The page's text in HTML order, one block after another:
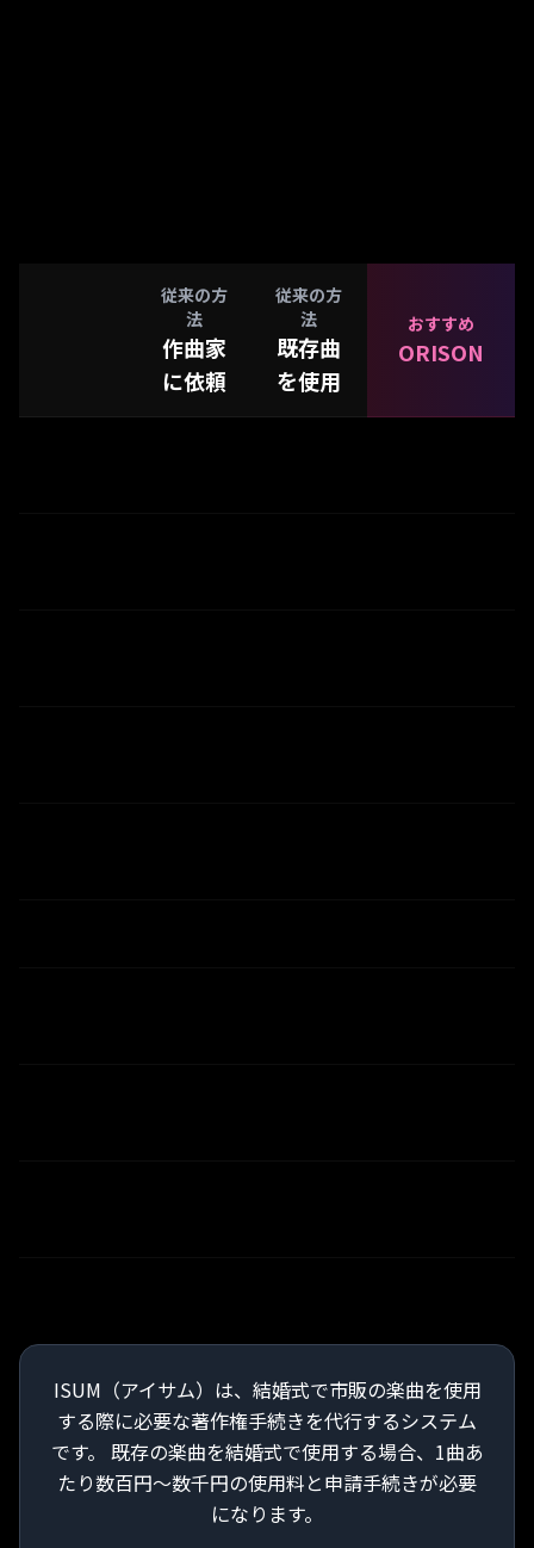
従来の方
法
作曲家
に依頼
従来の方
法
既存曲
を使用
おすすめ
ORISON
ISUM（アイサム）は、結婚式で市販の楽曲を使用
する際に必要な著作権手続きを代行するシステム
です。 既存の楽曲を結婚式で使用する場合、1曲あ
たり数百円〜数千円の使用料と申請手続きが必要
になります。